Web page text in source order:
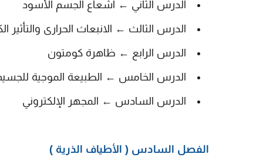
الدرس الثاني ← اشعاع الجسم الأسود
الدرس الثالث ← الانبعاث الحرارى والتأثير
الدرس الرابع ← ظاهرة كومتون
الدرس الخامس ← الطبيعة الموجية
الدرس السادس ← المجهر الإلكتروني
الفصل السادس ( الأطياف الذرية )